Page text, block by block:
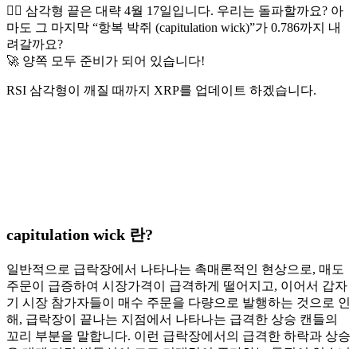
🤦‍♂️ 삼각형 끝은 대략 4월 17일입니다. 우리는 돌파할까요? 아
마도 그 마지막 “항복 박쥐 (capitulation wick)”가 0.786까지 내
려갈까요?
🚀 양쪽 모두 준비가 되어 있습니다!
RSI 삼각형이 깨질 때까지 XRP를 업데이트 하겠습니다.
capitulation wick 란?
일반적으로 급락장에서 나타나는 촉매론적인 현상으로, 매도
주문이 급증하여 시장가격이 급격하게 떨어지고, 이어서 갑자
기 시장 참가자들이 매수 주문을 다량으로 발행하는 것으로 인
해, 급락장이 끝나는 지점에서 나타나는 급격한 상승 캔들의
꼬리 부분을 말합니다. 이런 급락장에서의 급격한 하락과 상승